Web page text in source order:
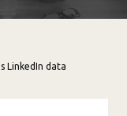
LinkedIn data